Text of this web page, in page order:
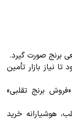
برنج صورت گیرد.
نیاز بازار تأمین
برنج تقلبی»
هوشیارانه خرید